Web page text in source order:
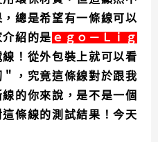
總是希望有一條線可以
紹的是 ｅｇｏ－Ｌｉｇ
線！從外包裝上就可以看
，究竟這條線對於跟我
的你來說，是不是一個
條線的測試結果！今天